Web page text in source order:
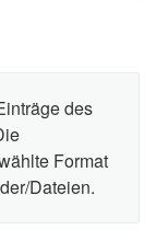
des
Format
Dateien.